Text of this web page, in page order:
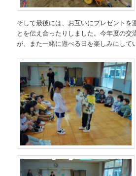
そして最後には、お互いにプレゼントを
とを伝え合ったりしました。今年度の交
が、また一緒に遊べる日を楽しみにして